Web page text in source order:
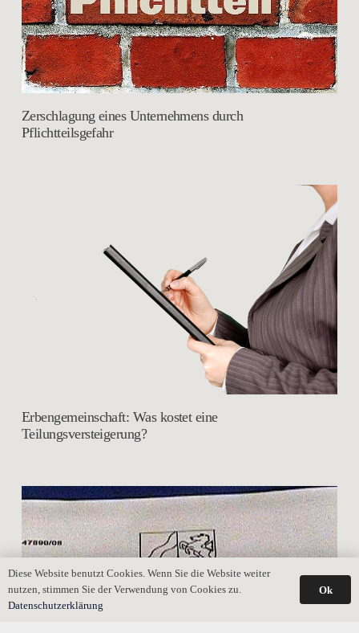
Zerschlagung eines Unternehmens durch
Pflichtteilsgefahr
Erbengemeinschaft: Was kostet eine
Teilungsversteigerung?
Diese Website benutzt Cookies. Wenn Sie die Website weiter
nutzen, stimmen Sie der Verwendung von Cookies zu.
Datenschutzerklärung
Ok